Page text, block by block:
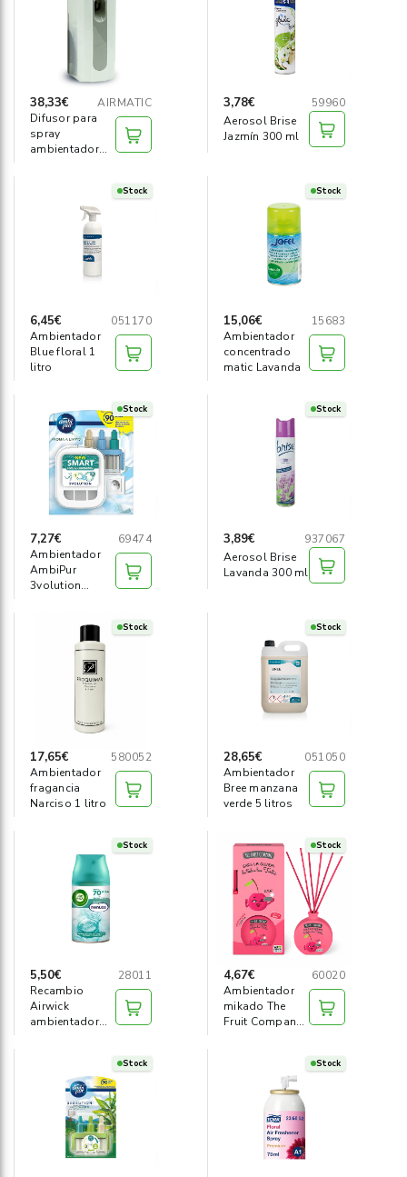
38,33€
AIRMATIC
Difusor para
spray
ambientador
3,78€
59960
Aerosol Brise
Jazmín 300 ml
Stock
6,45€
051170
Ambientador
Blue floral 1
litro
Stock
15,06€
15683
Ambientador
concentrado
matic Lavanda
Stock
7,27€
69474
Ambientador
AmbiPur
3volution
Stock
3,89€
937067
Aerosol Brise
Lavanda 300 ml
Stock
17,65€
580052
Ambientador
fragancia
Narciso 1 litro
Stock
28,65€
051050
Ambientador
Bree manzana
verde 5 litros
Stock
5,50€
28011
Recambio
Airwick
ambientador
Stock
4,67€
60020
Ambientador
mikado The
Fruit Company
Stock Stock